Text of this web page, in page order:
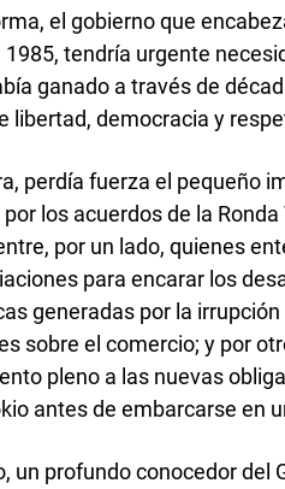
el gobierno que
1985, tendría urgente
ganado a través de
libertad, democracia y
perdía fuerza el pequeño
los acuerdos de la
por un lado, quienes
para encarar los
generadas por la
sobre el comercio; y por
pleno a las nuevas
antes de embarcarse en
un profundo conocedor del